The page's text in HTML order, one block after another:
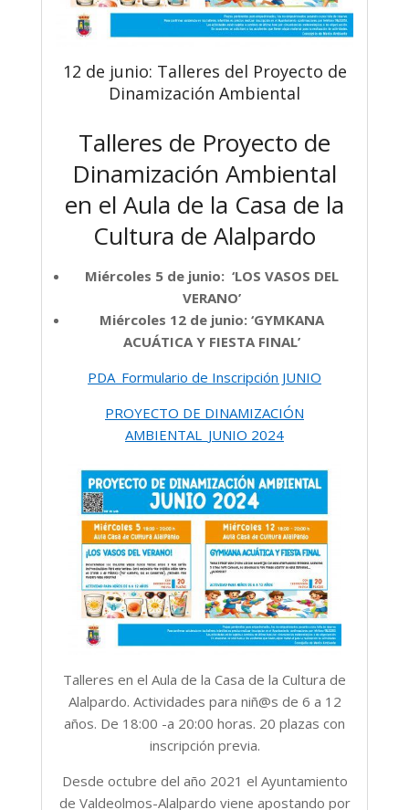
12 de junio: Talleres del Proyecto de
Dinamización Ambiental
Talleres de Proyecto de
Dinamización Ambiental
en el Aula de la Casa de la
Cultura de Alalpardo
Miércoles 5 de junio: ‘LOS VASOS DEL
VERANO’
Miércoles 12 de junio: ‘GYMKANA
ACUÁTICA Y FIESTA FINAL’
PDA_Formulario de Inscripción JUNIO
PROYECTO DE DINAMIZACIÓN
AMBIENTAL_JUNIO 2024
Talleres en el Aula de la Casa de la Cultura de
Alalpardo. Actividades para niñ@s de 6 a 12
años. De 18:00 -a 20:00 horas. 20 plazas con
inscripción previa.
Desde octubre del año 2021 el Ayuntamiento
de Valdeolmos-Alalpardo viene apostando por